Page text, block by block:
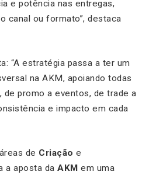
e potência nas entregas,
canal ou formato”, destaca
“A estratégia passa a ter um
na AKM, apoiando todas
de promo a eventos, de trade a
e impacto em cada
de Criação e
a aposta da AKM em uma